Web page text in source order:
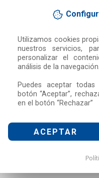
Utilizamos cookies
nuestros servicios,
personalizar el
análisis de la navegación.
Puedes aceptar
botón “Aceptar”,
en el botón “Rechazar”
ACEPTAR